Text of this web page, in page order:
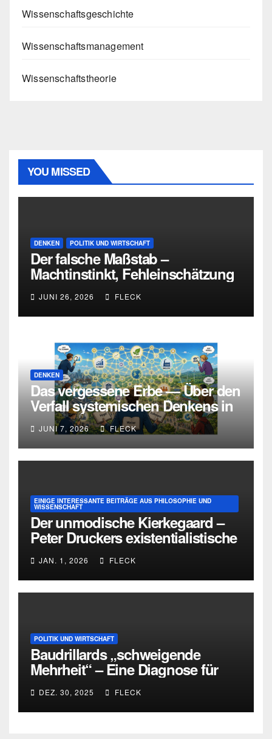
Wissenschaftsgeschichte
Wissenschaftsmanagement
Wissenschaftstheorie
YOU MISSED
DENKEN POLITIK UND WIRTSCHAFT
Der falsche Maßstab –
Machtinstinkt, Fehleinschätzung
und die Grenzen intellektueller
Urteilskraft
JUNI 26, 2026 FLECK
DENKEN
Das vergessene Erbe — Über den
Verfall systemischen Denkens in
Deutschland
JUNI 7, 2026 FLECK
EINIGE INTERESSANTE BEITRÄGE AUS PHILOSOPHIE UND
WISSENSCHAFT
Der unmodische Kierkegaard –
Peter Druckers existentialistische
JAN. 1, 2026 FLECK
POLITIK UND WIRTSCHAFT
Baudrillards „schweigende
Mehrheit“ – Eine Diagnose für
DEZ. 30, 2025 FLECK